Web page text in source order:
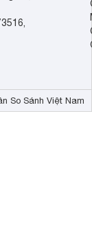
So Sánh Việt Nam